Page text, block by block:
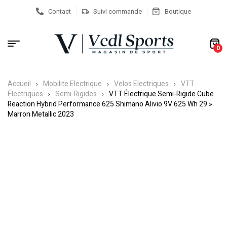
Contact Suivi commande Boutique
0
Accueil Mobilite Electrique Velos Electriques
VTT
Électriques
Semi-Rigides
VTT Électrique Semi-Rigide Cube
Reaction Hybrid Performance 625 Shimano Alivio 9V 625 Wh 29 »
Marron Metallic 2023